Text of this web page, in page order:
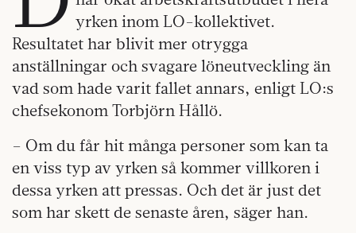
yrken inom LO-kollektivet.
Resultatet har blivit mer otrygga
anställningar och svagare löneutveckling än
vad som hade varit fallet annars, enligt LO:s
chefsekonom Torbjörn Hållö.
– Om du får hit många personer som kan ta
en viss typ av yrken så kommer villkoren i
dessa yrken att pressas. Och det är just det
som har skett de senaste åren, säger han.